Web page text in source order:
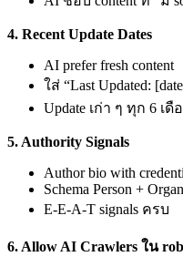
4. Recent Update Dates
AI prefer fresh content
ใส่ “Last Updated:
Update เก่า ๆ ทุก 6 เดื
5. Authority Signals
Author bio with
Schema Person +
E-E-A-T signals ครบ
6. Allow AI Crawlers ใน